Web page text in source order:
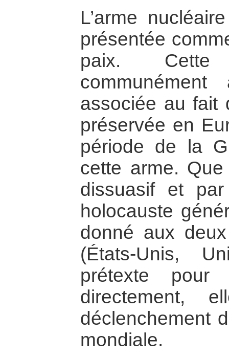
L’arme
présentée
paix. Cette
associée au fait
préservée en
période de la
cette arme.
dissuasif et
holocauste
donné aux
(États-Unis,
prétexte pour
directement,
déclenchement
mondiale.